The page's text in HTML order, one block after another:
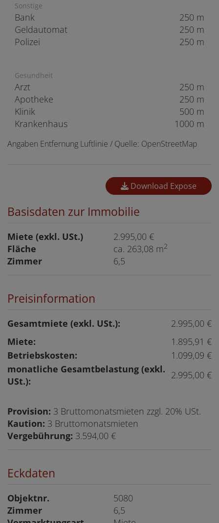
Sonstige
Bank
250 m
Geldautomat
250 m
Polizei
250 m
Gesundheit
Arzt
250 m
Apotheke
250 m
Klinik
500 m
Krankenhaus
1000 m
Angaben Entfernung Luftlinie / Quelle: OpenStreetMap
Download Expose
Basisdaten zur Immobilie
Miete (exkl. USt.)
2.995,00 €
Fläche
ca. 263,08 m2
Zimmer 6,5
Preisinformation
Gesamtmiete (exkl. USt.):
2.995,00 €
Miete:
1.895,91 €
Betriebskosten:
1.099,09 €
monatliche Gesamtbelastung (exkl.
USt.):
2.995,00 €
Provision: 3 Bruttomonatsmieten zzgl. 20% USt.
Kaution: 3 Bruttomonatsmieten
Vergebührung: 3.594,00 €
Eckdaten
Objektnr.
5080
Zimmer
6,5